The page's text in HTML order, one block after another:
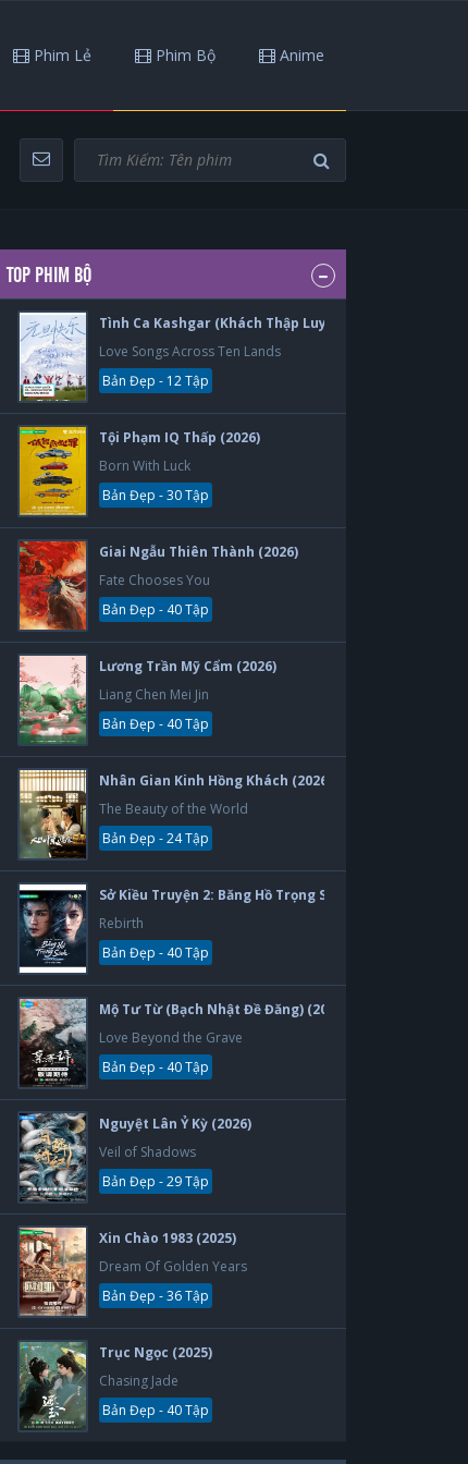
Phim Lẻ Phim Bộ Anime
Bản Đẹp Bản Đẹp
TOP PHIM BỘ
Tình Ca Kashgar (Khách Thập Luyến Ca) (2026)
Love Songs Across Ten Lands
Bản Đẹp - 12 Tập
Tội Phạm IQ Thấp (2026)
Born With Luck
Bản Đẹp - 30 Tập
Giai Ngẫu Thiên Thành (2026)
Fate Chooses You
Bản Đẹp - 40 Tập
Lương Trần Mỹ Cẩm (2026)
Liang Chen Mei Jin
Bản Đẹp - 40 Tập
Nhân Gian Kinh Hồng Khách (2026)
The Beauty of the World
Bản Đẹp - 24 Tập
Sở Kiều Truyện 2: Băng Hồ Trọng Sinh (2026)
Rebirth
Bản Đẹp - 40 Tập
Mộ Tư Từ (Bạch Nhật Đề Đăng) (2026)
Love Beyond the Grave
Bản Đẹp - 40 Tập
Nguyệt Lân Ỷ Kỳ (2026)
Veil of Shadows
Bản Đẹp - 29 Tập
Xin Chào 1983 (2025)
Dream Of Golden Years
Bản Đẹp - 36 Tập
Trục Ngọc (2025)
Chasing Jade
Bản Đẹp - 40 Tập